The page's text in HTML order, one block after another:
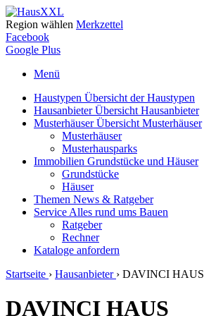
Region wählen Merkzettel
Facebook
Google Plus
Menü
Haustypen Übersicht der Haustypen
HausanbieterÜbersicht Hausanbieter
MusterhäuserÜbersicht Musterhäuser
Musterhäuser
Musterhausparks
Immobilien Grundstücke und Häuser
Grundstücke
Häuser
Themen News & Ratgeber
Service Alles rund ums Bauen
Ratgeber
Rechner
Kataloge anfordern
Startseite › Hausanbieter › DAVINCI HAUS
DAVINCI HAUS